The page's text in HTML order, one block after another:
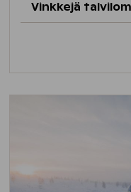
Vinkkejä
-10 %.